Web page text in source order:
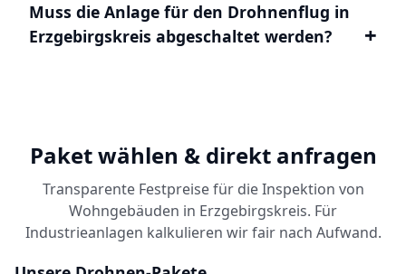
Muss die Anlage für den Drohnenflug in
Erzgebirgskreis abgeschaltet werden?
Paket wählen & direkt anfragen
Transparente Festpreise für die Inspektion von
Wohngebäuden in Erzgebirgskreis. Für
Industrieanlagen kalkulieren wir fair nach Aufwand.